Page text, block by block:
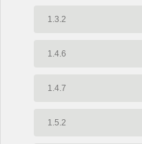
1.3.2
1.4.6
1.4.7
1.5.2